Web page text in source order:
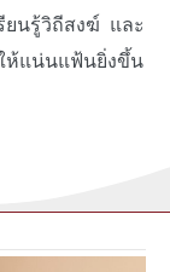
ยนรู้วิถีสงฆ์ และ
ห้แน่นแฟ้นยิ่งขึ้น